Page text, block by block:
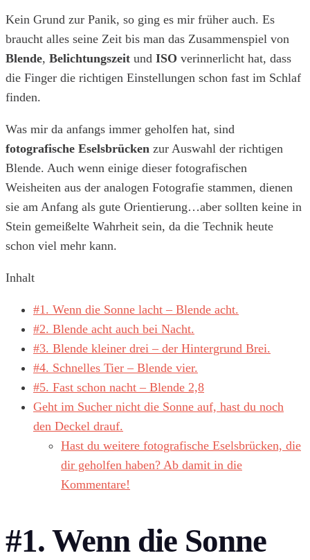
Kein Grund zur Panik, so ging es mir früher auch. Es
braucht alles seine Zeit bis man das Zusammenspiel von
Blende, Belichtungszeit und ISO verinnerlicht hat, dass
die Finger die richtigen Einstellungen schon fast im Schlaf
finden.
Was mir da anfangs immer geholfen hat, sind
fotografische Eselsbrücken zur Auswahl der richtigen
Blende. Auch wenn einige dieser fotografischen
Weisheiten aus der analogen Fotografie stammen, dienen
sie am Anfang als gute Orientierung…aber sollten keine in
Stein gemeißelte Wahrheit sein, da die Technik heute
schon viel mehr kann.
Inhalt
#1. Wenn die Sonne lacht – Blende acht.
#2. Blende acht auch bei Nacht.
#3. Blende kleiner drei – der Hintergrund Brei.
#4. Schnelles Tier – Blende vier.
#5. Fast schon nacht – Blende 2,8
Geht im Sucher nicht die Sonne auf, hast du noch
den Deckel drauf.
Hast du weitere fotografische Eselsbrücken, die
dir geholfen haben? Ab damit in die
Kommentare!
#1. Wenn die Sonne